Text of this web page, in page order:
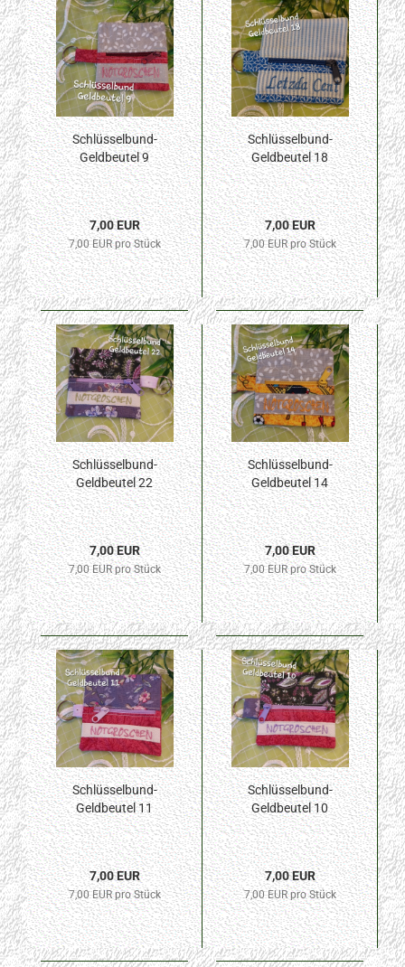
Schlüsselbund-
Geldbeutel 9
7,00 EUR
7,00 EUR pro Stück
Schlüsselbund-
Geldbeutel 18
7,00 EUR
7,00 EUR pro Stück
Schlüsselbund-
Geldbeutel 22
7,00 EUR
7,00 EUR pro Stück
Schlüsselbund-
Geldbeutel 14
7,00 EUR
7,00 EUR pro Stück
Schlüsselbund-
Geldbeutel 11
7,00 EUR
7,00 EUR pro Stück
Schlüsselbund-
Geldbeutel 10
7,00 EUR
7,00 EUR pro Stück